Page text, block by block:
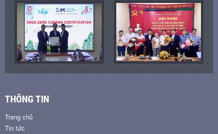
THÔNG TIN
Trang chủ
Tin tức